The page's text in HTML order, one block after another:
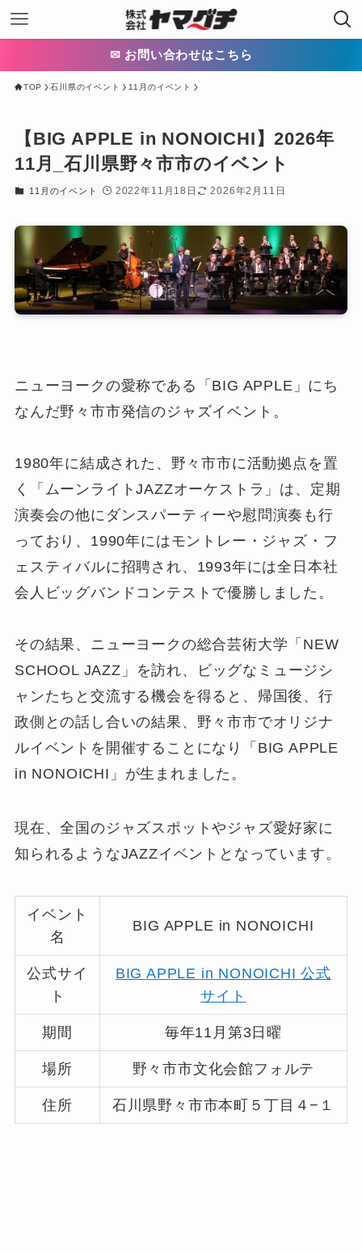
✉ お問い合わせはこちら
TOP 石川県のイベント 11月のイベント
【BIG APPLE in NONOICHI】2026年
11月_石川県野々市市のイベント
11月のイベント 2022年11月18日 2026年2月11日
ニューヨークの愛称である「BIG APPLE」にち
なんだ野々市市発信のジャズイベント。
1980年に結成された、野々市市に活動拠点を置
く「ムーンライトJAZZオーケストラ」は、定期
演奏会の他にダンスパーティーや慰問演奏も行
っており、1990年にはモントレー・ジャズ・フ
ェスティバルに招聘され、1993年には全日本社
会人ビッグバンドコンテストで優勝しました。
その結果、ニューヨークの総合芸術大学「NEW
SCHOOL JAZZ」を訪れ、ビッグなミュージシ
ャンたちと交流する機会を得ると、帰国後、行
政側との話し合いの結果、野々市市でオリジナ
ルイベントを開催することになり「BIG APPLE
in NONOICHI」が生まれました。
現在、全国のジャズスポットやジャズ愛好家に
知られるようなJAZZイベントとなっています。
イベント
名
BIG APPLE in NONOICHI
公式サイ
ト
BIG APPLE in NONOICHI 公式
サイト
期間 毎年11月第3日曜
場所 野々市市文化会館フォルテ
住所 石川県野々市市本町５丁目４−１